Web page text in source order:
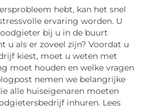
hebt, kan het snel
ervaring worden. U
bij u in de buurt
u als er zoveel zijn? Voordat u
kiest, moet u weten met
moet houden en welke vragen
nemen we belangrijke
alle huiseigenaren moeten
inhuren. Lees